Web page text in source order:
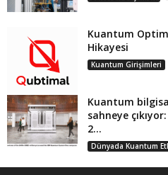
Kuantum
Hikayesi
Kuantum Girişimleri
Kuantum
sahneye
2...
Dünyada Kuantum